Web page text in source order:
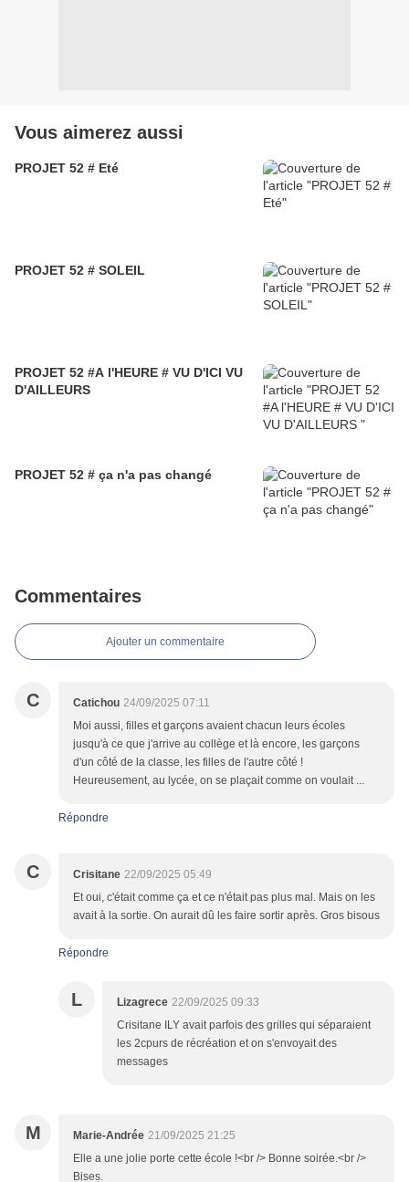
Vous aimerez aussi
PROJET 52 # Eté
PROJET 52 # SOLEIL
PROJET 52 #A l'HEURE # VU D'ICI VU
D'AILLEURS
PROJET 52 # ça n'a pas changé
Commentaires
Ajouter un commentaire
C Catichou 24/09/2025 07:11
Moi aussi, filles et garçons avaient chacun leurs écoles
jusqu'à ce que j'arrive au collège et là encore, les garçons
d'un côté de la classe, les filles de l'autre côté !
Heureusement, au lycée, on se plaçait comme on voulait ...
Répondre
C Crisitane 22/09/2025 05:49
Et oui, c'était comme ça et ce n'était pas plus mal. Mais on les
avait à la sortie. On aurait dû les faire sortir après. Gros bisous
Répondre
L Lizagrece 22/09/2025 09:33
Crisitane ILY avait parfois des grilles qui séparaient
les 2cpurs de récréation et on s'envoyait des
messages
M Marie-Andrée 21/09/2025 21:25
Elle a une jolie porte cette école !<br /> Bonne soirée.<br />
Bises.